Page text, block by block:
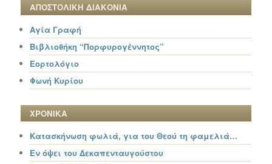
ΑΠΟΣΤΟΛΙΚΗ ΔΙΑΚΟΝΙΑ
Αγία Γραφή
Βιβλιοθήκη “Πορφυρογέννητος”
Εορτολόγιο
Φωνή Κυρίου
ΧΡΟΝΙΚΑ
Κατασκήνωση φωλιά, για του Θεού τη φαμελιά…
Εν όψει του Δεκαπενταυγούστου